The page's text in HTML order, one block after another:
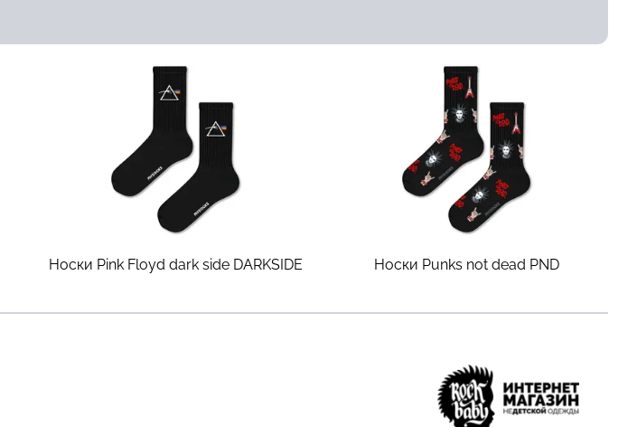
Носки Pink Floyd dark side DARKSIDE Носки Punks not dead PND